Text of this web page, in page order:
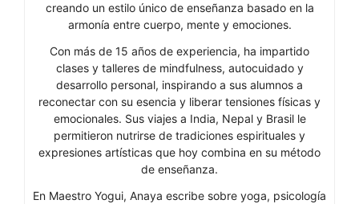
creando un estilo único de enseñanza basado en la
armonía entre cuerpo, mente y emociones.
Con más de 15 años de experiencia, ha impartido
clases y talleres de mindfulness, autocuidado y
desarrollo personal, inspirando a sus alumnos a
reconectar con su esencia y liberar tensiones físicas y
emocionales. Sus viajes a India, Nepal y Brasil le
permitieron nutrirse de tradiciones espirituales y
expresiones artísticas que hoy combina en su método
de enseñanza.
En Maestro Yogui, Anaya escribe sobre yoga, psicología